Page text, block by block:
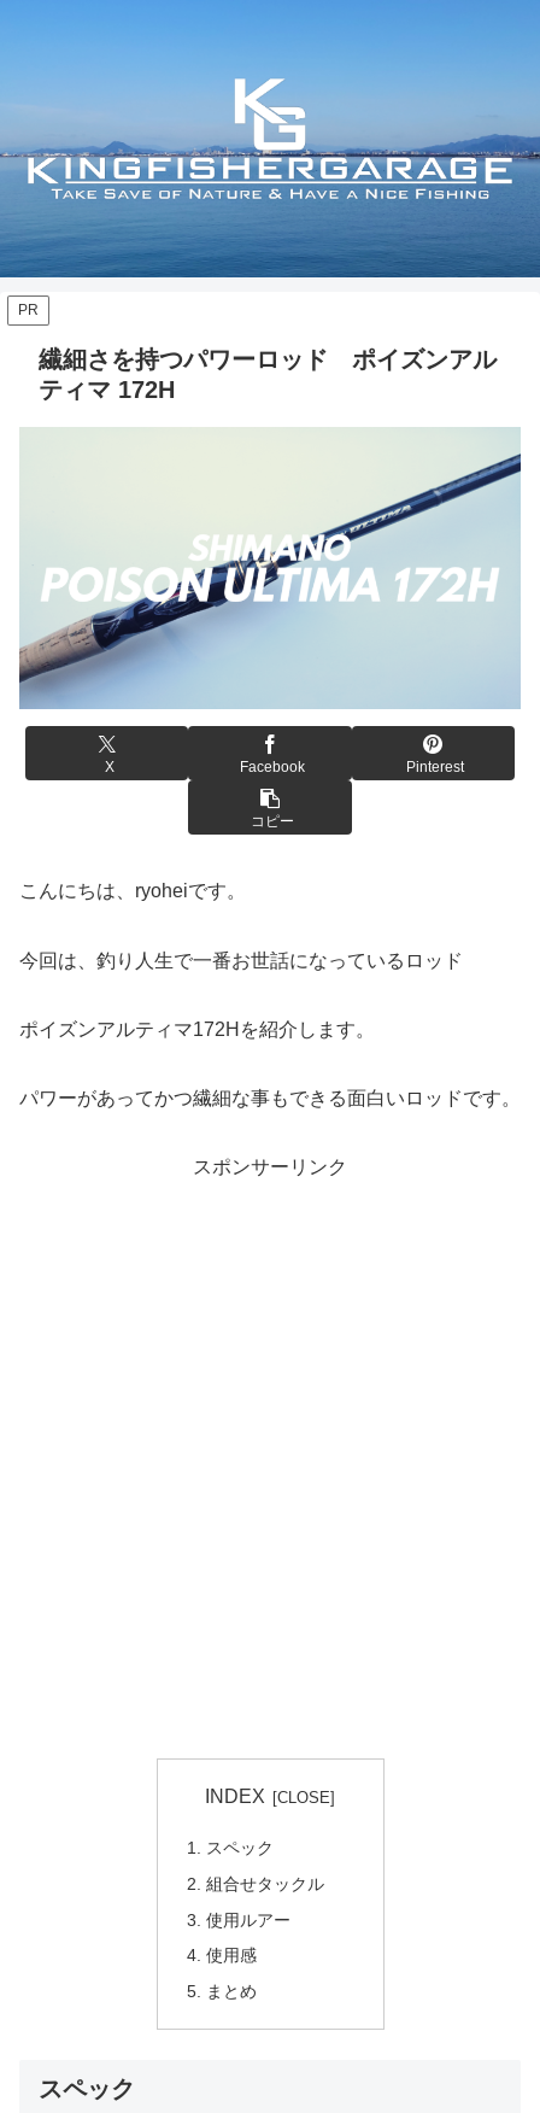
PR
繊細さを持つパワーロッド ポイズンアル
ティマ 172H
X Facebook Pinterest
コピー
こんにちは、ryoheiです。
今回は、釣り人生で一番お世話になっているロッド
ポイズンアルティマ172Hを紹介します。
パワーがあってかつ繊細な事もできる面白いロッドです。
スポンサーリンク
INDEX
スペック
組合せタックル
使用ルアー
使用感
まとめ
スペック